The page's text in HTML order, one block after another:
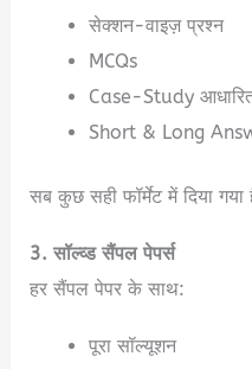
सेक्शन-वाइज़ प्रश्न
MCQs
Case-Study
Short & Long
सब कुछ सही फॉर्मेट में दिया गया
3. सॉल्व्ड सैंपल पेपर्स
हर सैंपल पेपर के साथ:
पूरा सॉल्यूशन